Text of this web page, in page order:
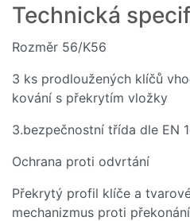
Technická
Rozměr 56/K56
3 ks prodloužených klíčů
kování s překrytím vložky
3.bezpečnostní třída dle EN
Ochrana proti odvrtání
Překrytý profil klíče a
mechanizmus proti